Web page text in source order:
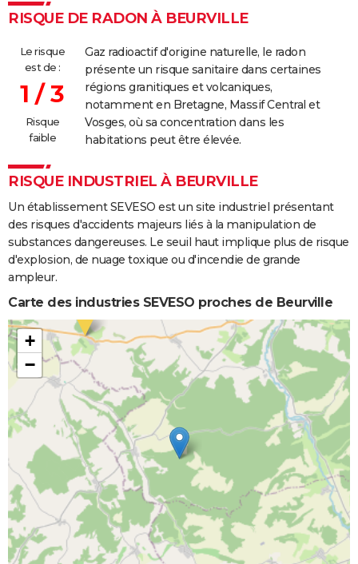
RISQUE DE RADON À BEURVILLE
Le risque
est de :
1 / 3
Risque
faible
Gaz radioactif d'origine naturelle, le radon
présente un risque sanitaire dans certaines
régions granitiques et volcaniques,
notamment en Bretagne, Massif Central et
Vosges, où sa concentration dans les
habitations peut être élevée.
RISQUE INDUSTRIEL À BEURVILLE
Un établissement SEVESO est un site industriel présentant
des risques d'accidents majeurs liés à la manipulation de
substances dangereuses. Le seuil haut implique plus de risque
d'explosion, de nuage toxique ou d'incendie de grande
ampleur.
Carte des industries SEVESO proches de Beurville
+
−